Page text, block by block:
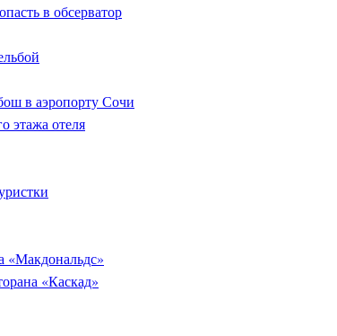
в обсерватор
в аэропорту Сочи
этажа отеля
«Макдональдс»
«Каскад»